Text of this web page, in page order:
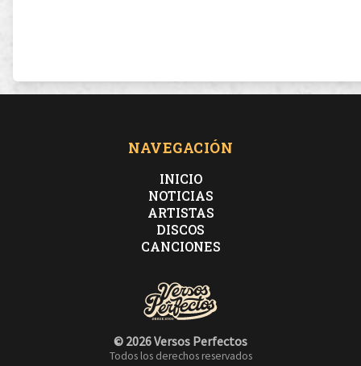
NAVEGACIÓN
INICIO
NOTICIAS
ARTISTAS
DISCOS
CANCIONES
© 2026 Versos Perfectos
Todos los derechos reservados